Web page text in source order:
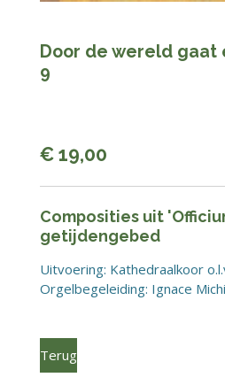
Door de wereld
9
€ 19,00
Composities uit
getijdengebed
Uitvoering: Kathedraalkoor
Orgelbegeleiding: Ignace
Terug